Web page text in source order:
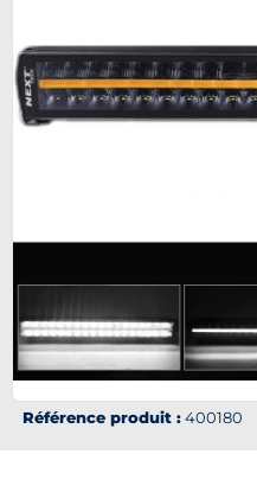
Référence produit :400180